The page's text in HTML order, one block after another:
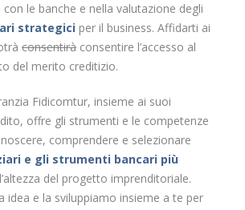
le banche e nella valutazione degli
strategici per il business. Affidarti ai
consentirà consentire l’accesso al
del merito creditizio.
Fidicomtur, insieme ai suoi
offre gli strumenti e le competenze
comprendere e selezionare
e gli strumenti bancari più
del progetto imprenditoriale.
idea e la sviluppiamo insieme a te per